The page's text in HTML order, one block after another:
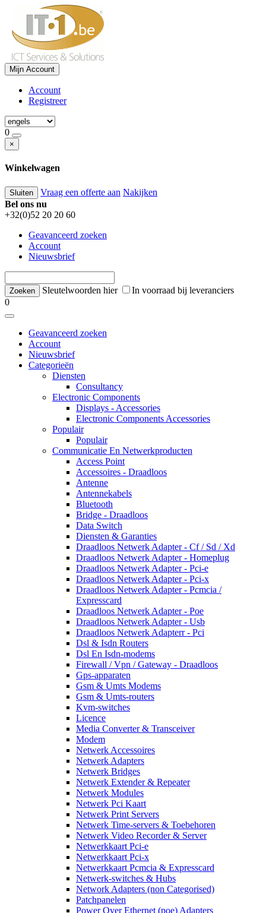
Mijn Account
Account
Registreer
0
×
Winkelwagen
Sluiten Vraag een offerte aan Nakijken
Bel ons nu
+32(0)52 20 20 60
Geavanceerd zoeken
Account
Nieuwsbrief
Sleutelwoorden hier
In voorraad bij leveranciers
0
Geavanceerd zoeken
Account
Nieuwsbrief
Categorieën
Diensten
Consultancy
Electronic Components
Displays - Accessories
Electronic Components Accessories
Populair
Populair
Communicatie En Netwerkproducten
Access Point
Accessoires - Draadloos
Antenne
Antennekabels
Bluetooth
Bridge - Draadloos
Data Switch
Diensten & Garanties
Draadloos Netwerk Adapter - Cf / Sd / Xd
Draadloos Netwerk Adapter - Homeplug
Draadloos Netwerk Adapter - Pci-e
Draadloos Netwerk Adapter - Pci-x
Draadloos Netwerk Adapter - Pcmcia /
Expresscard
Draadloos Netwerk Adapter - Poe
Draadloos Netwerk Adapter - Usb
Draadloos Netwerk Adapterr - Pci
Dsl & Isdn Routers
Dsl En Isdn-modems
Firewall / Vpn / Gateway - Draadloos
Gps-apparaten
Gsm & Umts Modems
Gsm & Umts-routers
Kvm-switches
Licence
Media Converter & Transceiver
Modem
Netwerk Accessoires
Netwerk Adapters
Netwerk Bridges
Netwerk Extender & Repeater
Netwerk Modules
Netwerk Pci Kaart
Netwerk Print Servers
Netwerk Time-servers & Toebehoren
Netwerk Video Recorder & Server
Netwerkkaart Pci-e
Netwerkkaart Pci-x
Netwerkkaart Pcmcia & Expresscard
Netwerk-switches & Hubs
Network Adapters (non Categorised)
Patchpanelen
Power Over Ethernet (poe) Adapters